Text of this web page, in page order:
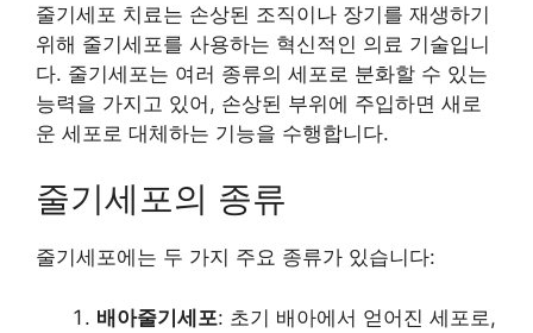
줄기세포 치료는 손상된 조직이나 장기를 재생하기
위해 줄기세포를 사용하는 혁신적인 의료 기술입니
다. 줄기세포는 여러 종류의 세포로 분화할 수 있는
능력을 가지고 있어, 손상된 부위에 주입하면 새로
운 세포로 대체하는 기능을 수행합니다.
줄기세포의 종류
줄기세포에는 두 가지 주요 종류가 있습니다:
배아줄기세포: 초기 배아에서 얻어진 세포로,